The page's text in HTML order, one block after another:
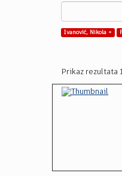
Ivanović, Nikola ×
Prikaz rezultata